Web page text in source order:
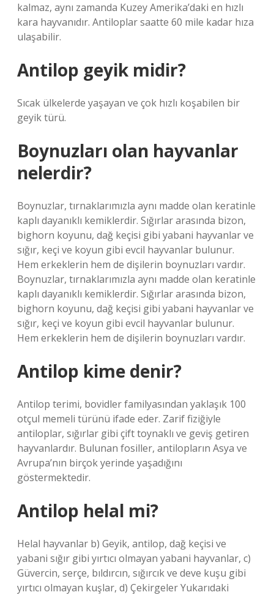
kalmaz, aynı zamanda Kuzey Amerika’daki en hızlı
kara hayvanıdır. Antiloplar saatte 60 mile kadar hıza
ulaşabilir.
Antilop geyik midir?
Sıcak ülkelerde yaşayan ve çok hızlı koşabilen bir
geyik türü.
Boynuzları olan hayvanlar
nelerdir?
Boynuzlar, tırnaklarımızla aynı madde olan keratinle
kaplı dayanıklı kemiklerdir. Sığırlar arasında bizon,
bighorn koyunu, dağ keçisi gibi yabani hayvanlar ve
sığır, keçi ve koyun gibi evcil hayvanlar bulunur.
Hem erkeklerin hem de dişilerin boynuzları vardır.
Boynuzlar, tırnaklarımızla aynı madde olan keratinle
kaplı dayanıklı kemiklerdir. Sığırlar arasında bizon,
bighorn koyunu, dağ keçisi gibi yabani hayvanlar ve
sığır, keçi ve koyun gibi evcil hayvanlar bulunur.
Hem erkeklerin hem de dişilerin boynuzları vardır.
Antilop kime denir?
Antilop terimi, bovidler familyasından yaklaşık 100
otçul memeli türünü ifade eder. Zarif fiziğiyle
antiloplar, sığırlar gibi çift toynaklı ve geviş getiren
hayvanlardır. Bulunan fosiller, antilopların Asya ve
Avrupa’nın birçok yerinde yaşadığını
göstermektedir.
Antilop helal mi?
Helal hayvanlar b) Geyik, antilop, dağ keçisi ve
yabani sığır gibi yırtıcı olmayan yabani hayvanlar, c)
Güvercin, serçe, bıldırcın, sığırcık ve deve kuşu gibi
yırtıcı olmayan kuşlar, d) Çekirgeler Yukarıdaki